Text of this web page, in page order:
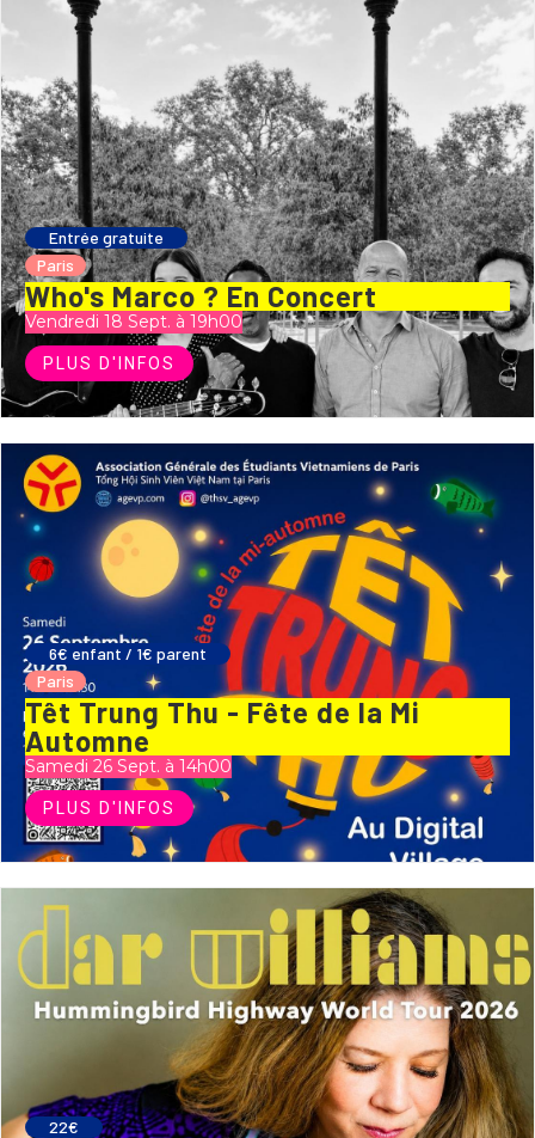
Entrée gratuite
Paris
Who's Marco ? En Concert
Vendredi 18 Sept. à 19h00
PLUS D'INFOS
6€ enfant / 1€ parent
Paris
Têt Trung Thu - Fête de la Mi
Automne
Samedi 26 Sept. à 14h00
PLUS D'INFOS
22€